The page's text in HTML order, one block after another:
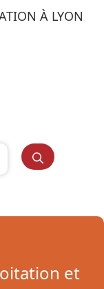
À LYON
et